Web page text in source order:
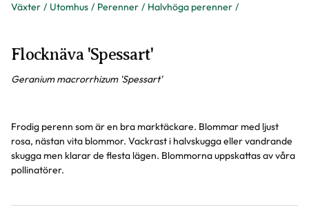
Växter Utomhus Perenner Halvhöga perenner
Flocknäva 'Spessart'
Geranium macrorrhizum 'Spessart'
Frodig perenn som är en bra marktäckare. Blommar med ljust
rosa, nästan vita blommor. Vackrast i halvskugga eller vandrande
skugga men klarar de flesta lägen. Blommorna uppskattas av våra
pollinatörer.